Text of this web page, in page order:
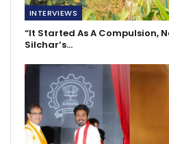
INTERVIEWS
“It Started As A Compulsion,
Silchar’s…